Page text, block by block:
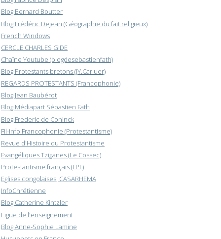
Blog Bernard Boutter
Blog Frédéric Dejean (Géographie du fait religieux)
French Windows
CERCLE CHARLES GIDE
Chaîne Youtube (blogdesebastienfath)
Blog Protestants bretons (JY.Carluer)
REGARDS PROTESTANTS (Francophonie)
Blog Jean Baubérot
Blog Médiapart Sébastien Fath
Blog Frederic de Coninck
Fil-info Francophonie (Protestantisme)
Revue d'Histoire du Protestantisme
Evangéliques Tziganes (Le Cossec)
Protestantisme français (FPF)
Eglises congolaises, CASARHEMA
InfoChrétienne
Blog Catherine Kintzler
Ligue de l'enseignement
Blog Anne-Sophie Lamine